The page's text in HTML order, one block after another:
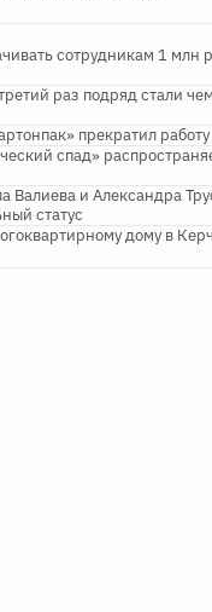
сотрудникам 1 млн
раз подряд стали
прекратил работу
спад»
Валиева и Александра
статус
дому в